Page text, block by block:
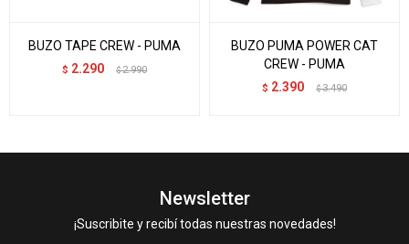
BUZO TAPE CREW - PUMA
$ 2.290 $ 2.990
BUZO PUMA POWER CAT
CREW - PUMA
$ 2.390 $ 3.490
Newsletter
¡Suscribite y recibí todas nuestras novedades!